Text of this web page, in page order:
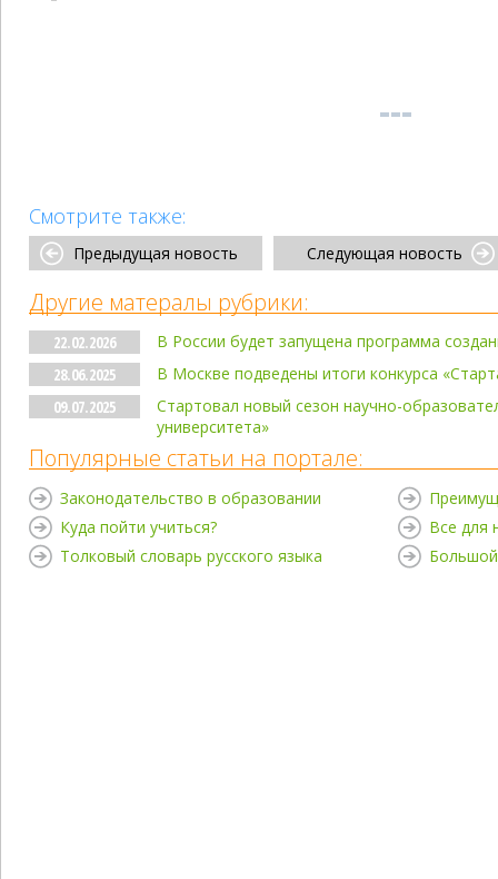
Смотрите также:
Предыдущая новость Следующая новость
Другие матералы рубрики:
22.02.2026
В России будет запущена программа
28.06.2025
В Москве подведены итоги конкурса
09.07.2025
Стартовал новый сезон научно-
университета»
Популярные статьи на портале:
Законодательство в образовании
Куда пойти учиться?
Толковый словарь русского языка
Все для
Большой